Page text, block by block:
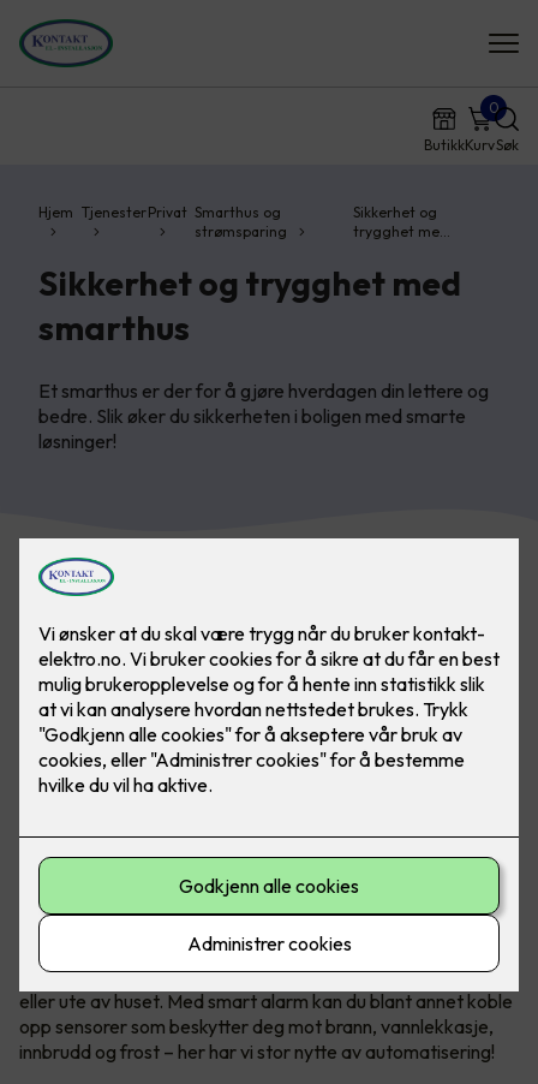
ButikkKurv
0
Søk
Hjem TjenesterPrivat Smarthus og
strømsparing
Sikkerhet og
trygghet me…
Sikkerhet og trygghet med
smarthus
Et smarthus er der for å gjøre hverdagen din lettere og
bedre. Slik øker du sikkerheten i boligen med smarte
løsninger!
Sikkerhet med smart alarm
Smarthus gir deg trygghet hele døgnet, når du er hjemme
eller ute av huset. Med smart alarm kan du blant annet koble
opp sensorer som beskytter deg mot brann, vannlekkasje,
innbrudd og frost – her har vi stor nytte av automatisering!